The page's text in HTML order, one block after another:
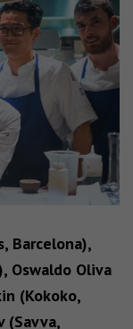
Barcelona),
Oswaldo Oliva
(Kokoko,
(Savva,